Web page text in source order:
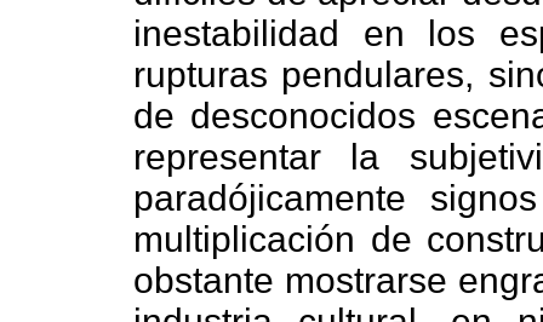
inestabilidad en los
rupturas pendulares,
de desconocidos
representar la
paradójicamente
multiplicación de
obstante mostrarse